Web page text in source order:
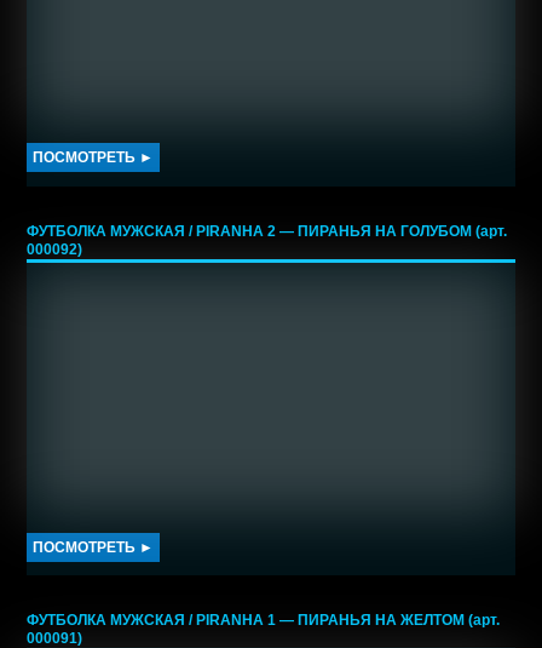
ПОСМОТРЕТЬ ►
ФУТБОЛКА МУЖСКАЯ / PIRANHA 2 — ПИРАНЬЯ НА ГОЛУБОМ (арт.
000092)
ПОСМОТРЕТЬ ►
ФУТБОЛКА МУЖСКАЯ / PIRANHA 1 — ПИРАНЬЯ НА ЖЕЛТОМ (арт.
000091)